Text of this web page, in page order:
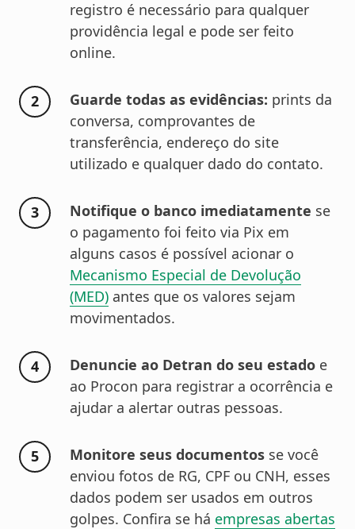
registro é necessário para qualquer
providência legal e pode ser feito
online.
Guarde todas as evidências: prints da
conversa, comprovantes de
transferência, endereço do site
utilizado e qualquer dado do contato.
Notifique o banco imediatamente se
o pagamento foi feito via Pix em
alguns casos é possível acionar o
Mecanismo Especial de Devolução
(MED) antes que os valores sejam
movimentados.
Denuncie ao Detran do seu estado e
ao Procon para registrar a ocorrência e
ajudar a alertar outras pessoas.
Monitore seus documentos se você
enviou fotos de RG, CPF ou CNH, esses
dados podem ser usados em outros
golpes. Confira se há empresas abertas